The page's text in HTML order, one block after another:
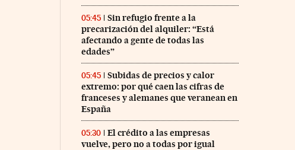
05:45
Sin refugio frente a la
precarización del alquiler: “Está
afectando a gente de todas las
edades”
05:45
Subidas de precios y calor
extremo: por qué caen las cifras de
franceses y alemanes que veranean en
España
05:30
El crédito a las empresas
vuelve, pero no a todas por igual